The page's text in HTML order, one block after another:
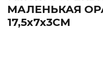
МАЛЕНЬКАЯ
17,5x7x3СМ